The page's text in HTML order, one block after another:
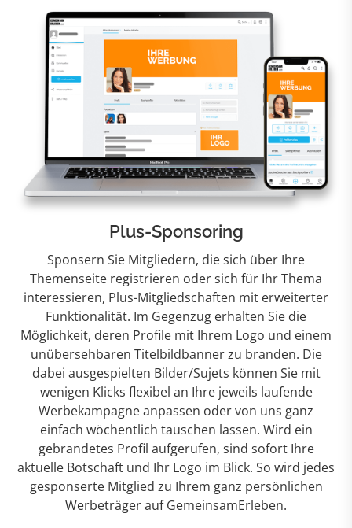
Plus-Sponsoring
Sponsern Sie Mitgliedern, die sich über Ihre
Themenseite registrieren oder sich für Ihr Thema
interessieren, Plus-Mitgliedschaften mit erweiterter
Funktionalität. Im Gegenzug erhalten Sie die
Möglichkeit, deren Profile mit Ihrem Logo und einem
unübersehbaren Titelbildbanner zu branden. Die
dabei ausgespielten Bilder/Sujets können Sie mit
wenigen Klicks flexibel an Ihre jeweils laufende
Werbekampagne anpassen oder von uns ganz
einfach wöchentlich tauschen lassen. Wird ein
gebrandetes Profil aufgerufen, sind sofort Ihre
aktuelle Botschaft und Ihr Logo im Blick. So wird jedes
gesponserte Mitglied zu Ihrem ganz persönlichen
Werbeträger auf GemeinsamErleben.